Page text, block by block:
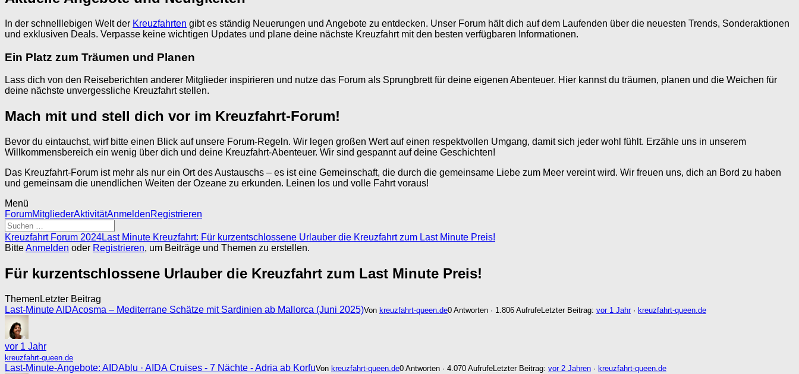
In der schnelllebigen Welt der Kreuzfahrten gibt es ständig Neuerungen und Angebote zu entdecken. Unser Forum hält dich auf dem Laufenden über die neuesten Trends, Sonderaktionen
und exklusiven Deals. Verpasse keine wichtigen Updates und plane deine nächste Kreuzfahrt mit den besten verfügbaren Informationen.
Ein Platz zum Träumen und Planen
Lass dich von den Reiseberichten anderer Mitglieder inspirieren und nutze das Forum als Sprungbrett für deine eigenen Abenteuer. Hier kannst du träumen, planen und die Weichen für
deine nächste unvergessliche Kreuzfahrt stellen.
Mach mit und stell dich vor im Kreuzfahrt-Forum!
Bevor du eintauchst, wirf bitte einen Blick auf unsere Forum-Regeln. Wir legen großen Wert auf einen respektvollen Umgang, damit sich jeder wohl fühlt. Erzähle uns in unserem
Willkommensbereich ein wenig über dich und deine Kreuzfahrt-Abenteuer. Wir sind gespannt auf deine Geschichten!
Das Kreuzfahrt-Forum ist mehr als nur ein Ort des Austauschs – es ist eine Gemeinschaft, die durch die gemeinsame Liebe zum Meer vereint wird. Wir freuen uns, dich an Bord zu haben
und gemeinsam die unendlichen Weiten der Ozeane zu erkunden. Leinen los und volle Fahrt voraus!
Menü
Forum-
Navigation
ForumMitgliederAktivitätAnmeldenRegistrieren
Forum-
Breadcrumbs
Du
bist
Kreuzfahrt Forum 2024Last Minute Kreuzfahrt: Für kurzentschlossene Urlauber die Kreuzfahrt zum Last Minute Preis!
BitteAnmelden oder Registrieren, um Beiträge und Themen zu erstellen.
Für kurzentschlossene Urlauber die Kreuzfahrt zum Last Minute Preis!
Themen Letzter Beitrag
Last-Minute AIDAcosma – Mediterrane Schätze mit Sardinien ab Mallorca (Juni 2025)Von kreuzfahrt-queen.de0 Antworten · 1.806 AufrufeLetzter Beitrag: vor 1 Jahr· kreuzfahrt-queen.de
vor 1 Jahr
kreuzfahrt-queen.de
Last-Minute-Angebote: AIDAblu · AIDA Cruises - 7 Nächte - Adria ab KorfuVon kreuzfahrt-queen.de0 Antworten · 4.070 AufrufeLetzter Beitrag: vor 2 Jahren · kreuzfahrt-queen.de